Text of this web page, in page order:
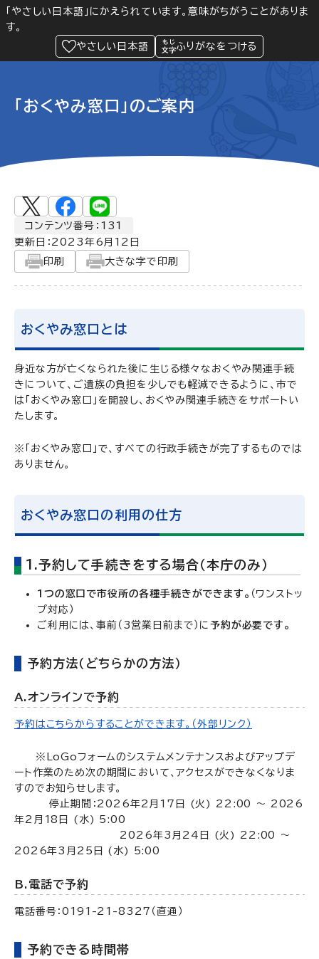
「やさしい日本語」にかえられています。意味がちがうことがありま
す。
やさしい日本語
ふりがなをつける
Language 閲覧支援
緊急情報
「おくやみ窓口」のご案内
コンテンツ番号：131
更新日： 2023年6月12日
印刷
大きな字で印刷
おくやみ窓口とは
身近な方が亡くなられた後に生じる様々なおくやみ関連手続
きについて、ご遺族の負担を少しでも軽減できるように、市で
は「おくやみ窓口」を開設し、おくやみ関連手続きをサポートい
たします。
※「おくやみ窓口」で、すべての行政手続きが完了するものでは
ありません。
おくやみ窓口の利用の仕方
1.予約して手続きをする場合（本庁のみ）
1つの窓口で市役所の各種手続きができます。 （ワンストッ
プ対応）
ご利用には、事前（3営業日前まで）に予約が必要です。
予約方法（どちらかの方法）
A.オンラインで予約
予約はこちらからすることができます。（外部リンク）
※LoGoフォームのシステムメンテナンスおよびアップデ
ート作業のため次の期間において、アクセスができなくなりま
すのでお知らせします。
停止期間：2026年2月17日 (火) 22:00 ～ 2026
年2月18日 (水) 5:00
2026年3月24日 (火) 22:00 ～
2026年3月25日 (水) 5:00
B.電話で予約
電話番号：0191-21-8327（直通）
予約できる時間帯